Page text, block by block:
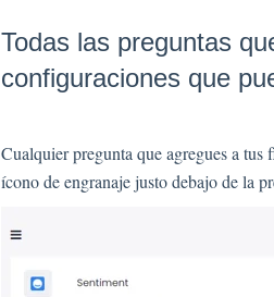
Todas las preguntas
configuraciones que
Cualquier pregunta que agregues a
ícono de engranaje justo debajo de la